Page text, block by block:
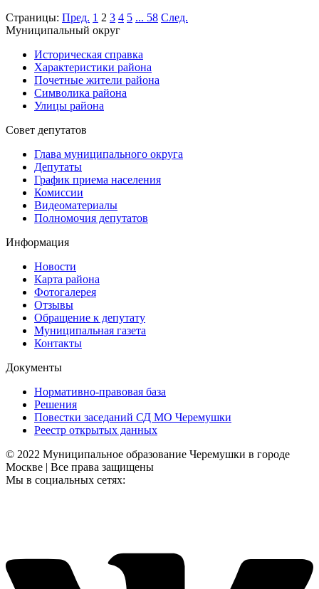
Страницы: Пред. 1 2 3 4 5 ... 58 След.
Муниципальный округ
Историческая справка
Характеристики района
Почетные жители района
Символика района
Улицы района
Совет депутатов
Глава муниципального округа
Депутаты
График приема населения
Комиссии
Видеоматериалы
Полномочия депутатов
Информация
Новости
Карта района
Фотогалерея
Отзывы
Обращение к депутату
Муниципальная газета
Контакты
Документы
Нормативно-правовая база
Решения
Повестки заседаний СД МО Черемушки
Реестр открытых данных
© 2022 Муниципальное образование Черемушки в городе
Москве | Все права защищены
Мы в социальных сетях: